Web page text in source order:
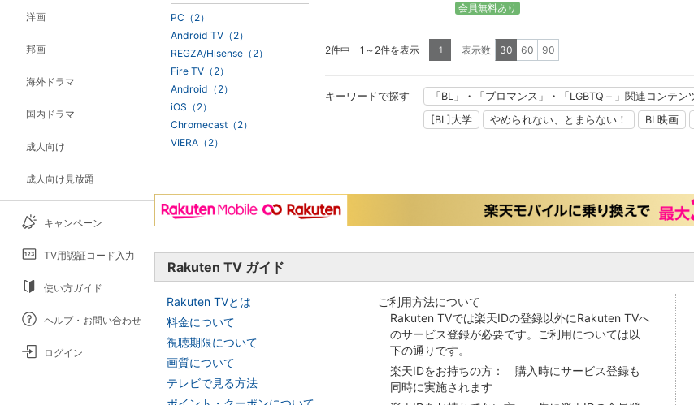
洋画
邦画
海外ドラマ
国内ドラマ
成人向け
成人向け見放題
キャンペーン
TV用認証コード入力
使い方ガイド
ヘルプ・お問い合わせ
ログイン
会員無料あり
2件中 1～2件を表示 1 表示数 30 60 90
キーワードで探す 「BL」・「ブロマンス」・「LGBTQ＋」関連コンテン
[BL]大学
やめられない、とまらない！ BL映画
PC（2）
Android TV（2）
REGZA/Hisense（2）
Fire TV（2）
Android（2）
iOS（2）
Chromecast（2）
VIERA（2）
Rakuten TV ガイド
Rakuten TVとは
料金について
視聴期限について
画質について
テレビで見る方法
ご利用方法について
Rakuten TVでは楽天IDの登録以外にRakuten TVへ
のサービス登録が必要です。ご利用については以
下の通りです。
楽天IDをお持ちの方： 購入時にサービス登録も
同時に実施されます